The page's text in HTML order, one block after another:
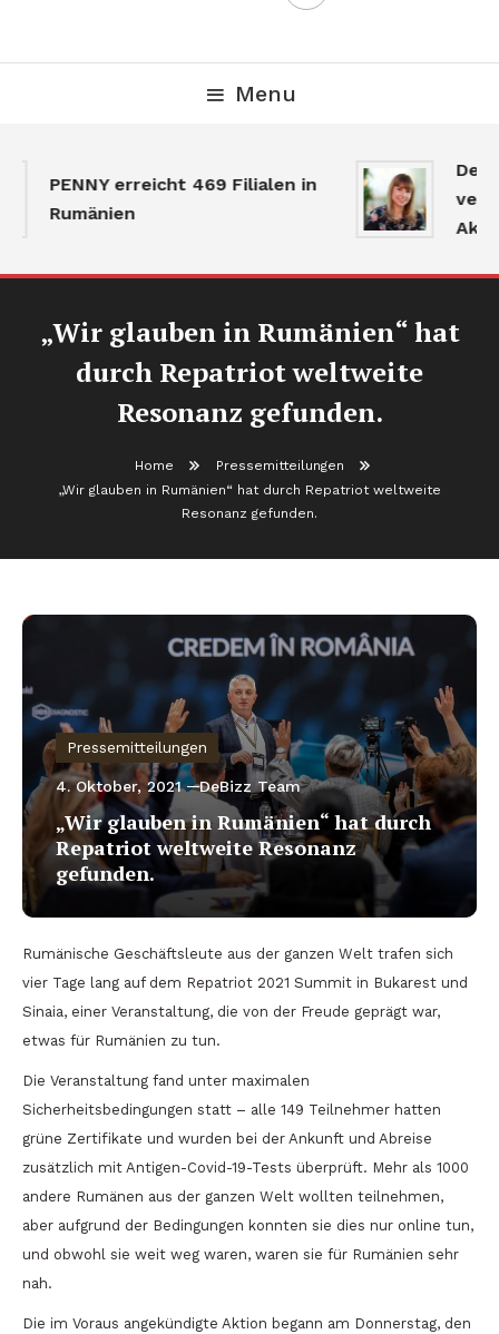
Menu
PENNY erreicht 469 Filialen in
Rumänien
Der
„Wir glauben in Rumänien“ hat
durch Repatriot weltweite
Resonanz gefunden.
Home
Pressemitteilungen
„Wir glauben in Rumänien“ hat durch Repatriot weltweite
Resonanz gefunden.
Pressemitteilungen
4. Oktober, 2021 DeBizz Team
„Wir glauben in Rumänien“ hat durch
Repatriot weltweite Resonanz
gefunden.
Rumänische Geschäftsleute aus der ganzen Welt trafen sich
vier Tage lang auf dem Repatriot 2021 Summit in Bukarest und
Sinaia, einer Veranstaltung, die von der Freude geprägt war,
etwas für Rumänien zu tun.
Die Veranstaltung fand unter maximalen
Sicherheitsbedingungen statt – alle 149 Teilnehmer hatten
grüne Zertifikate und wurden bei der Ankunft und Abreise
zusätzlich mit Antigen-Covid-19-Tests überprüft. Mehr als 1000
andere Rumänen aus der ganzen Welt wollten teilnehmen,
aber aufgrund der Bedingungen konnten sie dies nur online tun,
und obwohl sie weit weg waren, waren sie für Rumänien sehr
nah.
Die im Voraus angekündigte Aktion begann am Donnerstag, den